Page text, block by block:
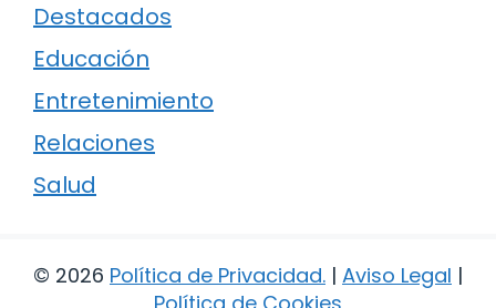
Destacados
Educación
Entretenimiento
Relaciones
Salud
© 2026 Política de Privacidad. | Aviso Legal |